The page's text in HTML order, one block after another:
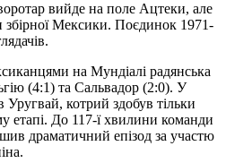
вийде на поле Ацтеки, але
збірної Мексики. Поєдинок 1971-
на Мундіалі радянська
(4:1) та Сальвадор (2:0). У
котрий здобув тільки
етапі. До 117-ї хвилини команди
драматичний епізод за участю